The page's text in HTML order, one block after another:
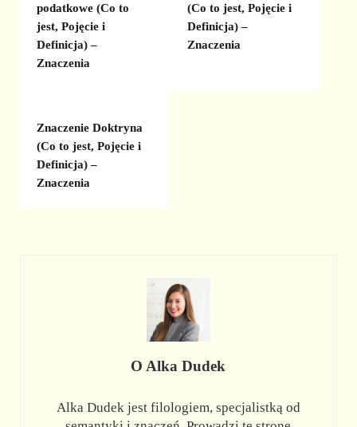
podatkowe (Co to
jest, Pojęcie i
Definicja) –
Znaczenia
(Co to jest, Pojęcie i
Definicja) –
Znaczenia
Znaczenie Doktryna
(Co to jest, Pojęcie i
Definicja) –
Znaczenia
OAlka Dudek
Alka Dudek jest filologiem, specjalistką od